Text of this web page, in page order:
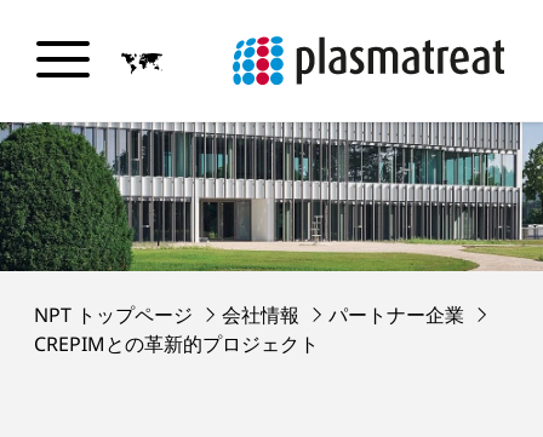
NPT トップページ 会社情報
パートナー企業
CREPIMとの革新的プロジェクト